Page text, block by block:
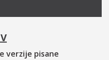
verzije pisane